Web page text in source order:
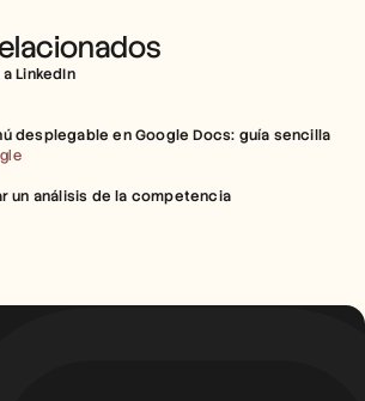
LinkedIn
desplegable en Google Docs: guía sencilla
un análisis de la competencia